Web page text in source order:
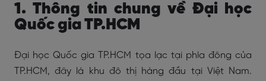
1. Thông tin chung về Đại học
Quốc gia TP.HCM
Đại học Quốc gia TP.HCM tọa lạc tại phía đông của
TP.HCM, đây là khu đô thị hàng đầu tại Việt Nam.